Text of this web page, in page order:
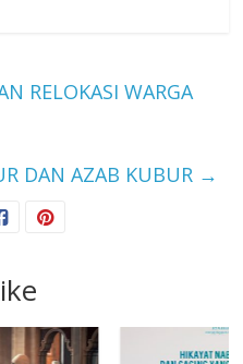
RELOKASI WARGA
DAN AZAB KUBUR →